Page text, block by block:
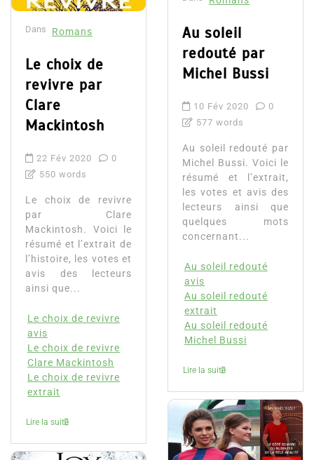
Dans Romans
Le choix de
revivre par
Clare
Mackintosh
22 Fév 2020
0
550 words
Le choix de revivre
par Clare
Mackintosh. Voici le
résumé et l’extrait de
l’histoire, les votes et
avis des lecteurs
ainsi que...
Le choix de revivre
avis
Le choix de revivre
Clare Mackintosh
Le choix de revivre
extrait
Lire la suite
Au soleil
redouté par
Michel Bussi
10 Fév 2020
0
577 words
Au soleil redouté par
Michel Bussi. Voici le
résumé et l’extrait,
les votes et avis des
lecteurs ainsi que
quelques mots
concernant...
Au soleil redouté
avis
Au soleil redouté
extrait
Au soleil redouté
Michel Bussi
Lire la suite